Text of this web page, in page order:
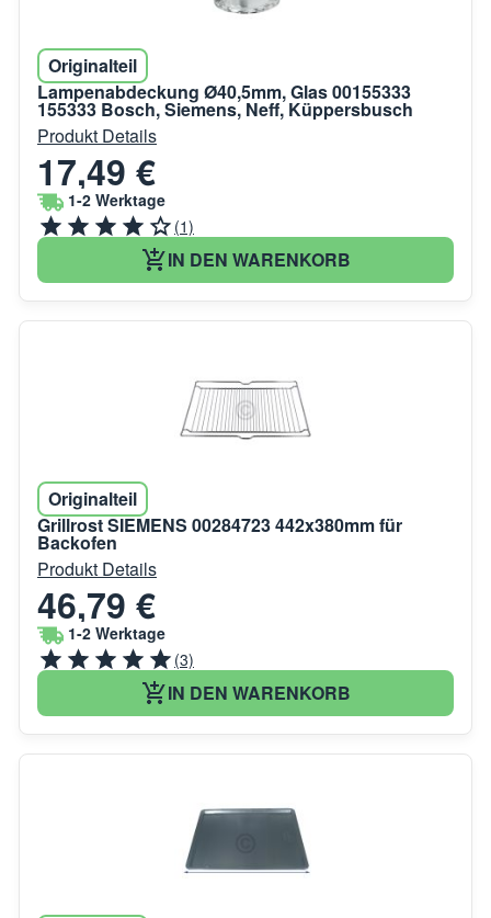
Originalteil
Lampenabdeckung Ø40,5mm, Glas 00155333
155333 Bosch, Siemens, Neff, Küppersbusch
Produkt Details
17,49 €
1-2 Werktage
(1)
IN DEN WARENKORB
Originalteil
Grillrost SIEMENS 00284723 442x380mm für
Backofen
Produkt Details
46,79 €
1-2 Werktage
(3)
IN DEN WARENKORB